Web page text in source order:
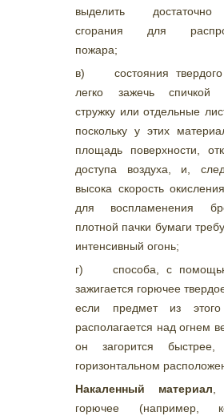
выделить
сгорания для
пожара;
в) состояния твердого
легко зажечь спичкой
стружку или отдельные
поскольку у этих
площадь поверхности,
доступа воздуха, и,
высока скорость
для воспламенения
плотной пачки бумаги
интенсивный огонь;
г) способа, с помощью
зажигается горючее
если предмет из этого
располагается над огнем
он загорится
горизонтальном
Накаленный материал
горючее (например,